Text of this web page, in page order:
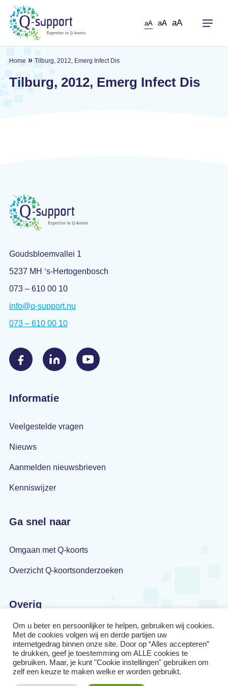
Skip
main
content
aA aA aA
Home » Tilburg, 2012, Emerg Infect Dis
Tilburg, 2012, Emerg Infect Dis
Goudsbloemvallei 1
5237 MH ‘s-Hertogenbosch
073 – 610 00 10
info@q-support.nu
073 – 610 00 10
Informatie
Veelgestelde vragen
Nieuws
Aanmelden nieuwsbrieven
Kenniswijzer
Ga snel naar
Omgaan met Q-koorts
Overzicht Q-koortsonderzoeken
Overig
Privacyverklaring
Disclaimer
Cookiebeleid
Om u beter en persoonlijker te helpen, gebruiken wij cookies.
Met de cookies volgen wij en derde partijen uw
internetgedrag binnen onze site. Door op “Alles accepteren”
te drukken, geef je toestemming om ALLE cookies te
gebruiken. Maar, je kunt "Cookie instellingen" gebruiken om
zelf een keuze te maken welke er worden gebruikt.